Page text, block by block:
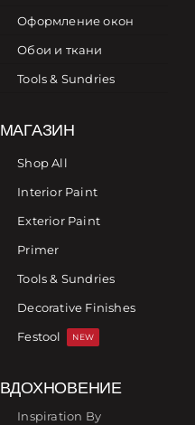
Оформление окон
Обои и ткани
Tools & Sundries
МАГАЗИН
Shop All
Interior Paint
Exterior Paint
Primer
Tools & Sundries
Decorative Finishes
Festool
NEW
ВДОХНОВЕНИЕ
Inspiration By